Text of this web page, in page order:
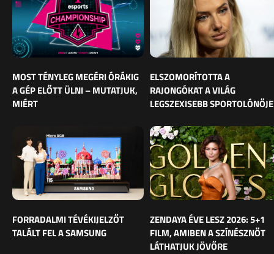
MOST TÉNYLEG MEGÉRI ÓRÁKIG
A GÉP ELŐTT ÜLNI – MUTATJUK,
MIÉRT
ELSZOMORÍTOTTA A
RAJONGÓKAT A VILÁG
LEGSZEXISEBB SPORTOLÓNŐJE
FORRADALMI TÉVÉKIJELZŐT
TALÁLT FEL A SAMSUNG
ZENDAYA ÉVE LESZ 2026: 5+1
FILM, AMIBEN A SZÍNÉSZNŐT
LÁTHATJUK JÖVŐRE